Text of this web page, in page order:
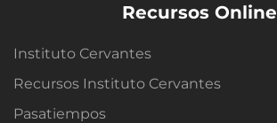
Recursos Online
Instituto Cervantes
Recursos Instituto Cervantes
Pasatiempos